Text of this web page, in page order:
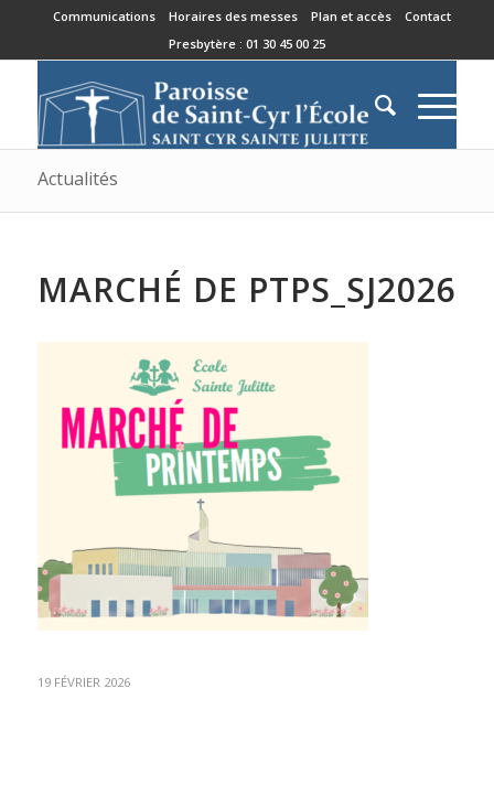
Communications Horaires des messes Plan et accès
Contact
Presbytère : 01 30 45 00 25
Actualités
MARCHÉ DE PTPS_SJ2026
19 FÉVRIER 2026